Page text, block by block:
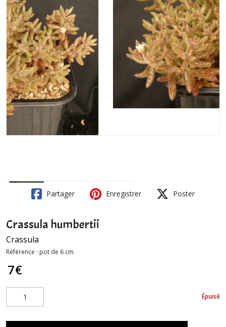
Partager Enregistrer Poster
Crassula humbertii
Crassula
Référence : pot de 6 cm
7€
Épuisé